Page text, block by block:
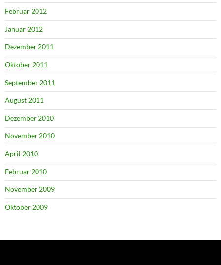
Februar 2012
Januar 2012
Dezember 2011
Oktober 2011
September 2011
August 2011
Dezember 2010
November 2010
April 2010
Februar 2010
November 2009
Oktober 2009